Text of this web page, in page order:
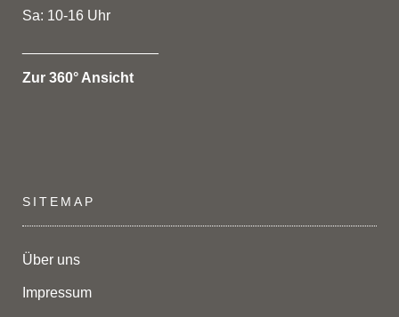
Sa: 10-16 Uhr
Zur 360° Ansicht
SITEMAP
Über uns
Impressum